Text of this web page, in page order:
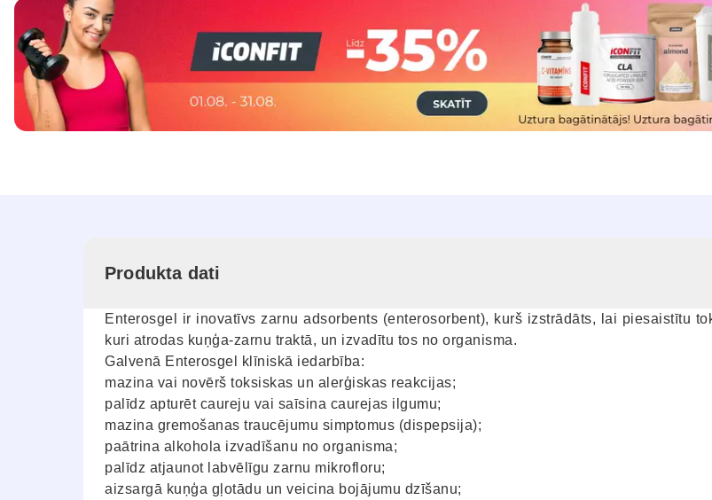
Produkta dati
Enterosgel ir inovatīvs zarnu adsorbents (enterosorbent), kurš izstrādāts, lai piesaistītu
kuri atrodas kuņģa-zarnu traktā, un izvadītu tos no organisma.
Galvenā Enterosgel klīniskā iedarbība:
mazina vai novērš toksiskas un alerģiskas reakcijas;
palīdz apturēt caureju vai saīsina caurejas ilgumu;
mazina gremošanas traucējumu simptomus (dispepsija);
paātrina alkohola izvadīšanu no organisma;
palīdz atjaunot labvēlīgu zarnu mikrofloru;
aizsargā kuņģa gļotādu un veicina bojājumu dzīšanu;